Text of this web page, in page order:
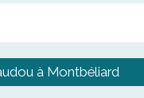
à Montbéliard